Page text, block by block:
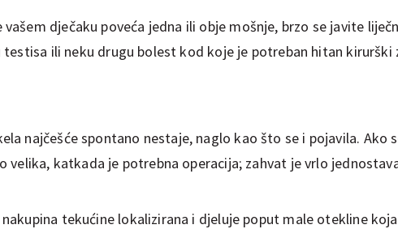
vašem dječaku poveća jedna ili obje mošnje, brzo se javite
ili neku drugu bolest kod koje je potreban hitan kirurški
najčešće spontano nestaje, naglo kao što se i pojavila. Ako
velika, katkada je potrebna operacija; zahvat je vrlo
tekućine lokalizirana i djeluje poput male otekline